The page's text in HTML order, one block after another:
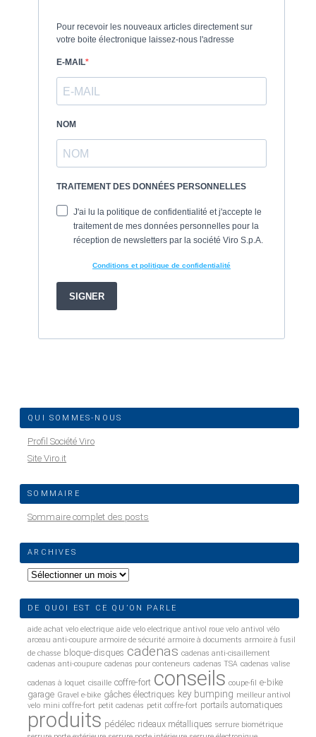
QUI SOMMES-NOUS
Profil Société Viro
Site Viro.it
SOMMAIRE
Sommaire complet des posts
ARCHIVES
Archives
DE QUOI EST CE QU’ON PARLE
aide achat velo electrique aide velo electrique antivol roue velo antivol vélo
arceau anti-coupure armoire de sécurité armoire à documents armoire à fusil
de chasse bloque-disques cadenas cadenas anti-cisaillement
cadenas anti-coupure cadenas pour conteneurs cadenas TSA cadenas valise
cadenas à loquet cisaille coffre-fort conseils coupe-fil e-bike
garage Gravel e-bike gâches électriques key bumping meilleur antivol
velo mini coffre-fort petit cadenas petit coffre-fort portails automatiques
produits pédélec rideaux métalliques serrure biométrique